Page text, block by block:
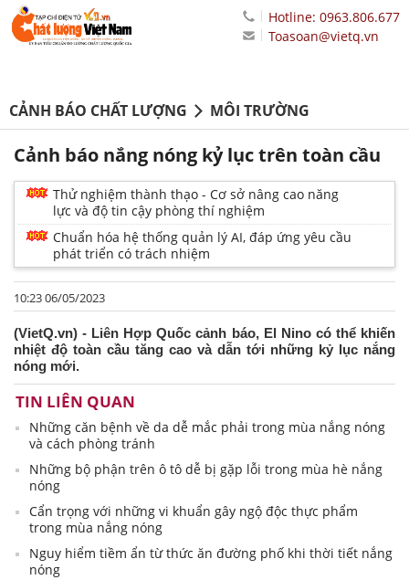
Hotline: 0963.806.677
Toasoan@vietq.vn
CẢNH BÁO CHẤT LƯỢNG MÔI TRƯỜNG
Cảnh báo nắng nóng kỷ lục trên toàn cầu
Thử nghiệm thành thạo - Cơ sở nâng cao năng
lực và độ tin cậy phòng thí nghiệm
Chuẩn hóa hệ thống quản lý AI, đáp ứng yêu cầu
phát triển có trách nhiệm
10:23 06/05/2023
(VietQ.vn) - Liên Hợp Quốc cảnh báo, El Nino có thể khiến
nhiệt độ toàn cầu tăng cao và dẫn tới những kỷ lục nắng
nóng mới.
TIN LIÊN QUAN
Những căn bệnh về da dễ mắc phải trong mùa nắng nóng
và cách phòng tránh
Những bộ phận trên ô tô dễ bị gặp lỗi trong mùa hè nắng
nóng
Cẩn trọng với những vi khuẩn gây ngộ độc thực phẩm
trong mùa nắng nóng
Nguy hiểm tiềm ẩn từ thức ăn đường phố khi thời tiết nắng
nóng